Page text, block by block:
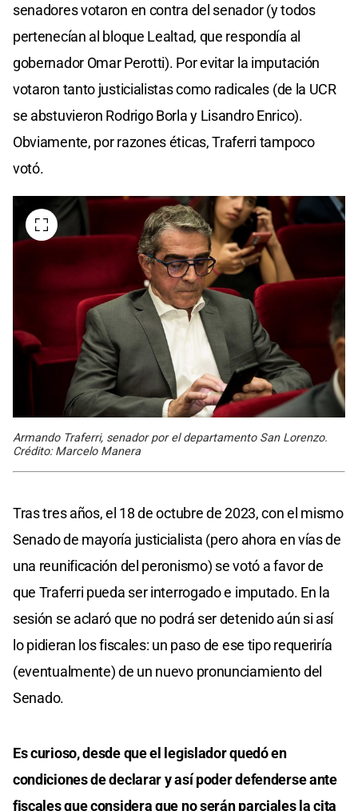
senadores votaron en contra del senador (y todos
pertenecían al bloque Lealtad, que respondía al
gobernador Omar Perotti). Por evitar la imputación
votaron tanto justicialistas como radicales (de la UCR
se abstuvieron Rodrigo Borla y Lisandro Enrico).
Obviamente, por razones éticas, Traferri tampoco
votó.
Armando Traferri, senador por el departamento San Lorenzo.
Crédito: Marcelo Manera
Tras tres años, el 18 de octubre de 2023, con el mismo
Senado de mayoría justicialista (pero ahora en vías de
una reunificación del peronismo) se votó a favor de
que Traferri pueda ser interrogado e imputado. En la
sesión se aclaró que no podrá ser detenido aún si así
lo pidieran los fiscales: un paso de ese tipo requeriría
(eventualmente) de un nuevo pronunciamiento del
Senado.
Es curioso, desde que el legislador quedó en
condiciones de declarar y así poder defenderse ante
fiscales que considera que no serán parciales la cita